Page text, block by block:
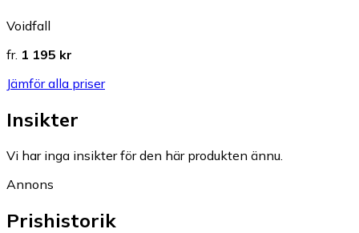
Voidfall
fr. 1 195 kr
Jämför alla priser
Insikter
Vi har inga insikter för den här produkten ännu.
Annons
Prishistorik